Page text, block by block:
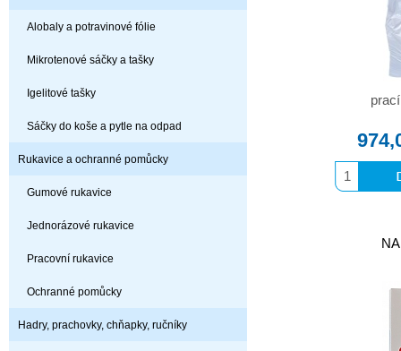
Alobaly a potravinové fólie
Mikrotenové sáčky a tašky
Igelitové tašky
Sáčky do koše a pytle na odpad
Rukavice a ochranné pomůcky
Gumové rukavice
Jednorázové rukavice
Pracovní rukavice
Ochranné pomůcky
Hadry, prachovky, chňapky, ručníky